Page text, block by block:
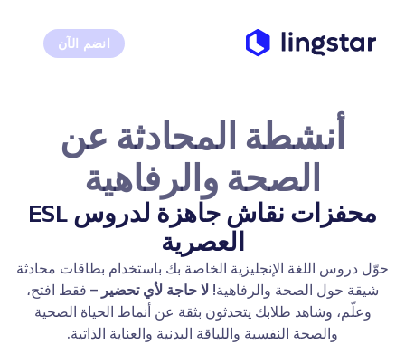
انضم الآن
أنشطة المحادثة عن
الصحة والرفاهية
محفزات نقاش جاهزة لدروس ESL
العصرية
حوّل دروس اللغة الإنجليزية الخاصة بك باستخدام بطاقات محادثة
شيقة حول الصحة والرفاهية! لا حاجة لأي تحضير – فقط افتح،
وعلّم، وشاهد طلابك يتحدثون بثقة عن أنماط الحياة الصحية
والصحة النفسية واللياقة البدنية والعناية الذاتية.